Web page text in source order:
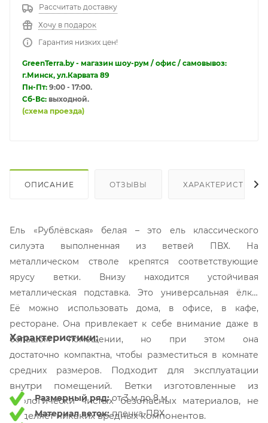
Рассчитать доставку
Хочу в подарок
Гарантия низких цен!
GreenTerra.by - магазин шоу-рум / офис / самовывоз:
г.Минск, ул.Карвата 89
Пн-Пт: 9:00 - 17:00.
Сб-Вс: выходной.
(схема проезда)
ОПИСАНИЕ ОТЗЫВЫ ХАРАКТЕРИСТИКИ
Ель «Рублёвская» белая – это ель классического
силуэта выполненная из ветвей ПВХ. На
металлическом стволе крепятся соответствующие
ярусу ветки. Внизу находится устойчивая
металлическая подставка.
Это универсальная ёлка.
Её можно использовать дома, в офисе, в кафе,
ресторане. Она привлекает к себе внимание даже в
большом помещении, но при этом она
достаточно компактна, чтобы разместиться в комнате
средних размеров. Подходит для эксплуатации
внутри помещений. Ветки изготовленные из
экологически чистых безопасных материалов, не
выделяет никаких вредных компонентов.
Характеристики:
Размерный ряд:от 3 м до 8 м
Материал веток:пленка-ПВХ